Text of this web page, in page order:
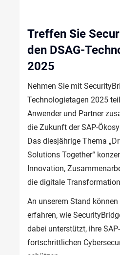
Treffen Sie
den DSAG-
2025
Nehmen Sie mit
Technologietagen 2025
Anwender und Partner
die Zukunft der SAP-
Das diesjährige Thema
Solutions Together“
Innovation,
die digitale
An unserem Stand können
erfahren, wie
dabei unterstützt, ihre SAP-
fortschrittlichen